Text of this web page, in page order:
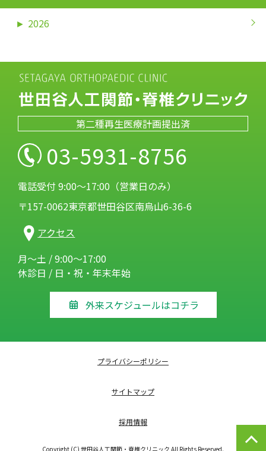
► 2026
第二種再生医療計画提出済
03-5931-8756
電話受付 9:00～17:00（営業日のみ）
〒157-0062東京都世田谷区南烏山6-36-6
アクセス
月～土 / 9:00～17:00
休診日 / 日・祝・年末年始
外来スケジュールはコチラ
プライバシーポリシー
サイトマップ
採用情報
Copyright (C) 世田谷人工関節・脊椎クリニック All Rights Reserved.